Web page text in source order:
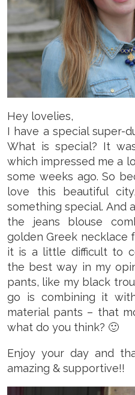
Hey lovelies,
I have a special super-
What is special? It
which impressed me a
some weeks ago. So
love this beautiful
something special. And
the jeans blouse
golden Greek necklace
it is a little difficult to
the best way in my
pants, like my black
go is combining it
material pants – that
what do you think? 🙂
Enjoy your day and
amazing & supportive!!